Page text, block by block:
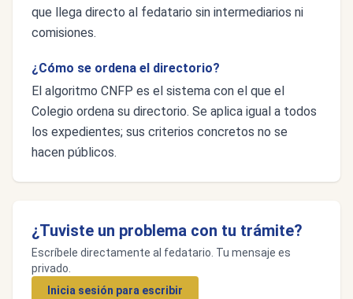
que llega directo al fedatario sin intermediarios ni
comisiones.
¿Cómo se ordena el directorio?
El algoritmo CNFP es el sistema con el que el
Colegio ordena su directorio. Se aplica igual a todos
los expedientes; sus criterios concretos no se
hacen públicos.
¿Tuviste un problema con tu trámite?
Escríbele directamente al fedatario. Tu mensaje es
privado.
Inicia sesión para escribir